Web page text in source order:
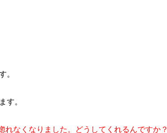
。
す。
なくなりました。どうしてくれるんですか？